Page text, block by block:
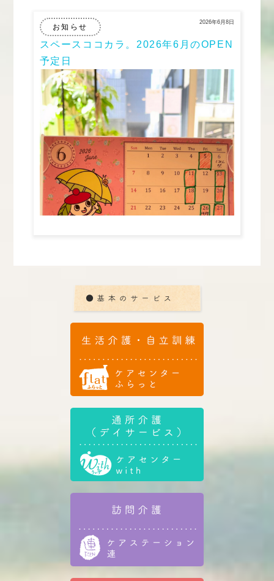
お知らせ
2026年6月8日
スペースココカラ。2026年6月のOPEN
予定日